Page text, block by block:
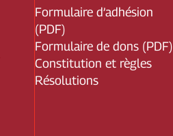
Formulaire d’adhésion
(PDF)
Formulaire de dons (PDF)
Constitution et règles
Résolutions